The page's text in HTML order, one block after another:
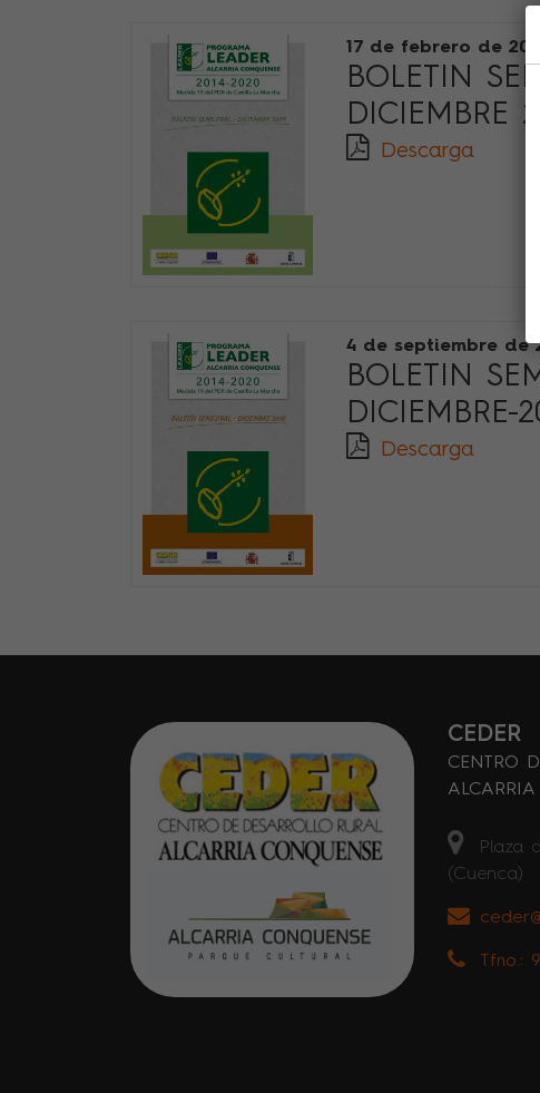
17 de febrero de
BOLETIN
DICIEMBRE
Descarga
4 de septiembre de
BOLETIN
DICIEMBRE-
Descarga
CEDER
CENTRO
ALCARRIA
Plaza
(Cuenca)
Tfno.: